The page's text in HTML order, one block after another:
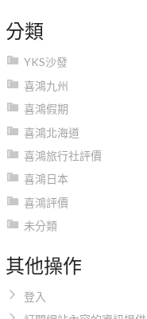
分類
YKS沙發
喜鴻九州
喜鴻假期
喜鴻北海道
喜鴻旅行社評價
喜鴻日本
喜鴻評價
未分類
其他操作
登入